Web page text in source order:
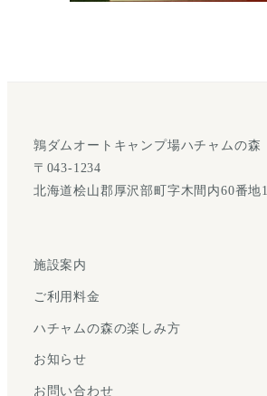
鶉ダムオートキャンプ場ハチャムの森
〒043-1234
北海道桧山郡厚沢部町字木間内60番地1
施設案内
ご利用料金
ハチャムの森の楽しみ方
お知らせ
お問い合わせ